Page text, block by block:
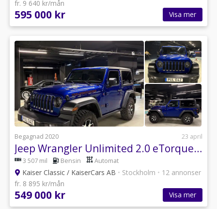
fr. 9 640 kr/mån
595 000 kr Visa mer
Begagnad 2020 23 april
Jeep Wrangler Unlimited 2.0 eTorque 4WD Euro 6
3 507 mil Bensin Automat
Kaiser Classic / KaiserCars AB • Stockholm • 12 annonser
fr. 8 895 kr/mån
549 000 kr Visa mer